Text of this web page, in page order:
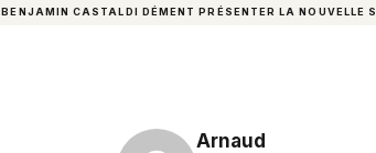
BENJAMIN CASTALDI DÉMENT PRÉSENTER LA NOUVELLE
Arnaud